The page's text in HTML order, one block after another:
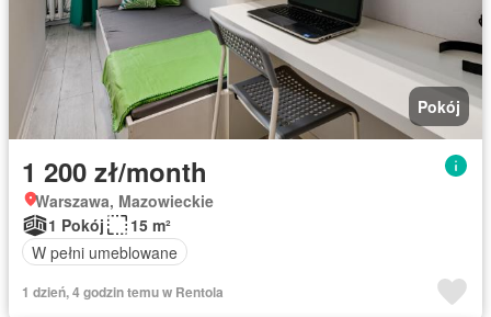
Pokój
1 200 zł/month
Warszawa, Mazowieckie
1 Pokój
15 m²
W pełni umeblowane
1 dzień, 4 godzin temu w Rentola